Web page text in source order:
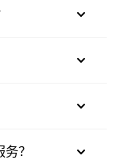
？